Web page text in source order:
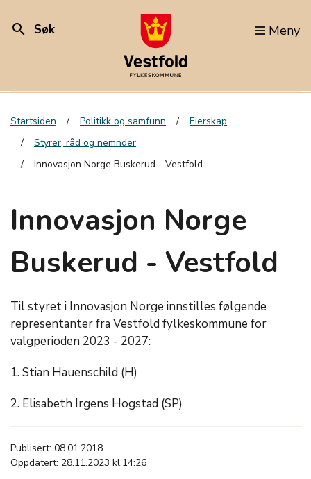
search Søk Meny
Startsiden Politikk og samfunn
Eierskap
Styrer, råd og nemnder
Innovasjon Norge Buskerud - Vestfold
Innovasjon Norge
Buskerud - Vestfold
Til styret i Innovasjon Norge innstilles følgende
representanter fra Vestfold fylkeskommune for
valgperioden 2023 - 2027:
1. Stian Hauenschild (H)
2. Elisabeth Irgens Hogstad (SP)
Publisert: 08.01.2018
Oppdatert: 28.11.2023 kl.14:26